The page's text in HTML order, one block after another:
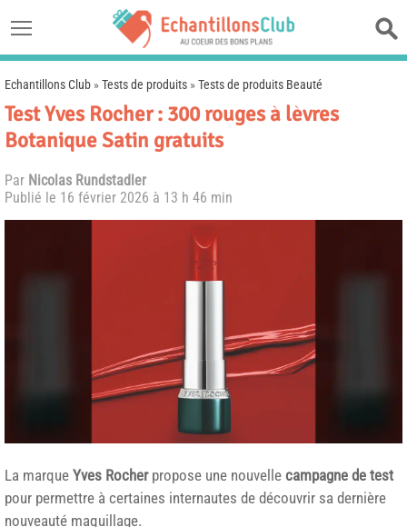
Echantillons Club »Tests de produits »Tests de produits Beauté
Test Yves Rocher : 300 rouges à lèvres
Botanique Satin gratuits
Par Nicolas Rundstadler
Publié le 16 février 2026 à 13 h 46 min
La marque Yves Rocherpropose une nouvelle campagne de test
pour permettre à certaines internautes de découvrir sa dernière
nouveauté maquillage.